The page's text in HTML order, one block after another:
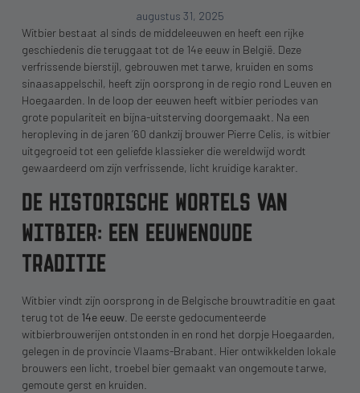
augustus 31, 2025
Witbier bestaat al sinds de middeleeuwen en heeft een rijke
geschiedenis die teruggaat tot de 14e eeuw in België. Deze
verfrissende bierstijl, gebrouwen met tarwe, kruiden en soms
sinaasappelschil, heeft zijn oorsprong in de regio rond Leuven en
Hoegaarden. In de loop der eeuwen heeft witbier periodes van
grote populariteit en bijna-uitsterving doorgemaakt. Na een
heropleving in de jaren ’60 dankzij brouwer Pierre Celis, is witbier
uitgegroeid tot een geliefde klassieker die wereldwijd wordt
gewaardeerd om zijn verfrissende, licht kruidige karakter.
DE HISTORISCHE WORTELS VAN
WITBIER: EEN EEUWENOUDE
TRADITIE
Witbier vindt zijn oorsprong in de Belgische brouwtraditie en gaat
terug tot de 14e eeuw. De eerste gedocumenteerde
witbierbrouwerijen ontstonden in en rond het dorpje Hoegaarden,
gelegen in de provincie Vlaams-Brabant. Hier ontwikkelden lokale
brouwers een licht, troebel bier gemaakt van ongemoute tarwe,
gemoute gerst en kruiden.